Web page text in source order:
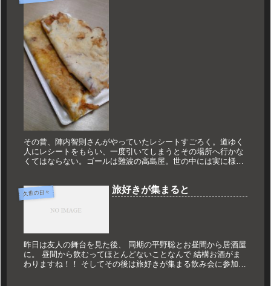
その昔、陣内智則さんがやっていたレシートすごろく。道ゆく
人にレシートをもらい、一度引いてしまうとその場所へ行かな
くてはならない。ゴールは難波の高島屋。世の中には実に様々
久世の日々 旅好きが集まると
昨日は友人の舞台を見た後、 同期の平野聡とお昼間から居酒屋
に。 昼間から飲むってほとんどないことなんで 結構お酒がま
わりますね！！ そしてその後は旅好きが集まる飲み会に参加を